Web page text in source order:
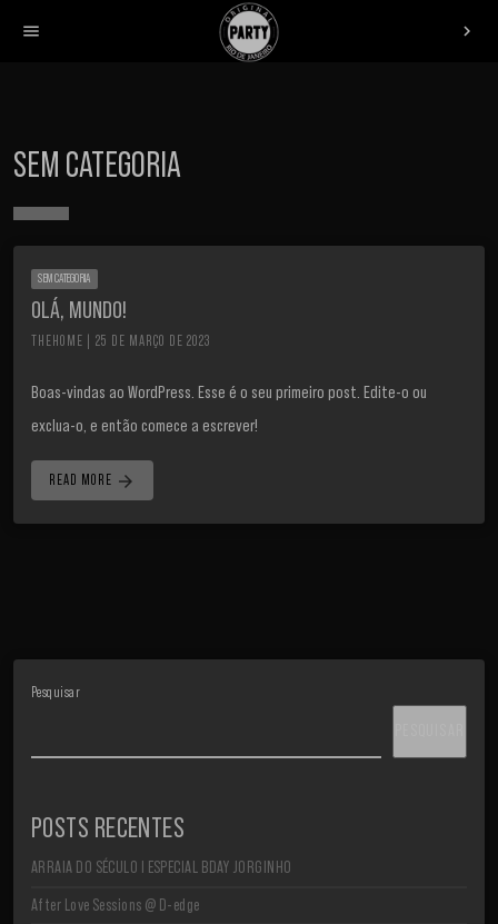
menu chevron_right
SEM CATEGORIA
SEM CATEGORIA
OLÁ, MUNDO!
THEHOME | 25 DE MARÇO DE 2023
Boas-vindas ao WordPress. Esse é o seu primeiro post. Edite-o ou
exclua-o, e então comece a escrever!
READ MORE arrow_forward
Pesquisar
POSTS RECENTES
ARRAIA DO SÉCULO I ESPECIAL BDAY JORGINHO
After Love Sessions @ D-edge